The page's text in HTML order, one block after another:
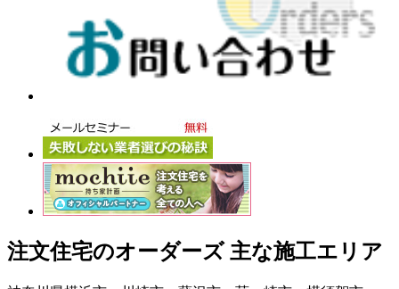
注文住宅のオーダーズ 主な施工エリア